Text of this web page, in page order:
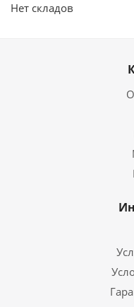
Нет складов